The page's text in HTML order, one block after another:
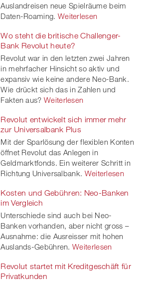
Auslandreisen neue Spielräume beim
Daten-Roaming. Weiterlesen
Wo steht die britische Challenger-
Bank Revolut heute?
Revolut war in den letzten zwei Jahren
in mehrfacher Hinsicht so aktiv und
expansiv wie keine andere Neo-Bank.
Wie drückt sich das in Zahlen und
Fakten aus? Weiterlesen
Revolut entwickelt sich immer mehr
zur Universalbank Plus
Mit der Sparlösung der flexiblen Konten
öffnet Revolut das Anlegen in
Geldmarktfonds. Ein weiterer Schritt in
Richtung Universalbank. Weiterlesen
Kosten und Gebühren: Neo-Banken
im Vergleich
Unterschiede sind auch bei Neo-
Banken vorhanden, aber nicht gross –
Ausnahme: die Ausreisser mit hohen
Auslands-Gebühren. Weiterlesen
Revolut startet mit Kreditgeschäft für
Privatkunden